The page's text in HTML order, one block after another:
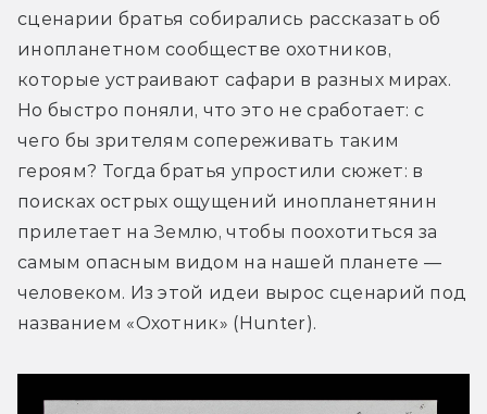
сценарии братья собирались рассказать об
инопланетном сообществе охотников,
которые устраивают сафари в разных мирах.
Но быстро поняли, что это не сработает: с
чего бы зрителям сопереживать таким
героям? Тогда братья упростили сюжет: в
поисках острых ощущений инопланетянин
прилетает на Землю, чтобы поохотиться за
самым опасным видом на нашей планете —
человеком. Из этой идеи вырос сценарий под
названием «Охотник» (Hunter).